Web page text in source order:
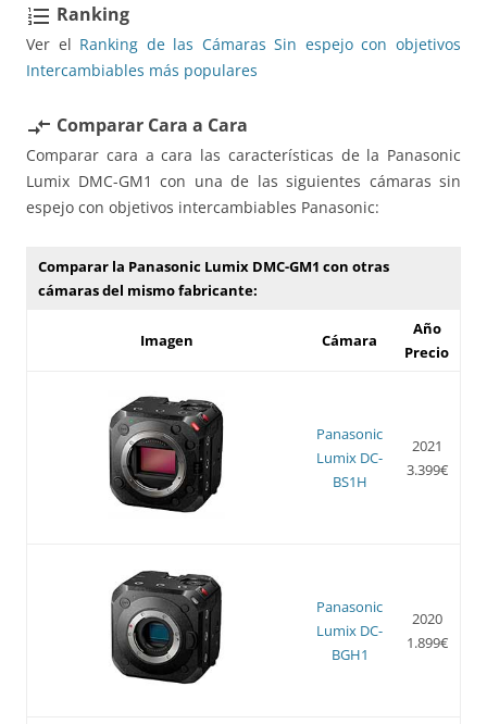
format_list_numbered Ranking
Ver el Ranking de las Cámaras Sin espejo con objetivos
Intercambiables más populares
compare_arrows Comparar Cara a Cara
Comparar cara a cara las características de la Panasonic
Lumix DMC-GM1 con una de las siguientes cámaras sin
espejo con objetivos intercambiables Panasonic:
Comparar la Panasonic Lumix DMC-GM1 con otras
cámaras del mismo fabricante:
Imagen Cámara
Año
Precio
Panasonic
Lumix DC-
BS1H
2021
3.399€
Panasonic
Lumix DC-
BGH1
2020
1.899€